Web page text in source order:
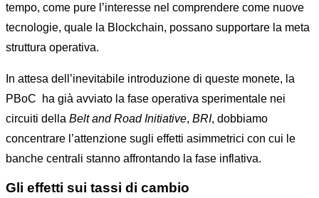
tempo, come pure l’interesse nel comprendere come nuove
tecnologie, quale la Blockchain, possano supportare la meta
struttura operativa.
In attesa dell’inevitabile introduzione di queste monete, la
PBoC ha già avviato la fase operativa sperimentale nei
circuiti della Belt and Road Initiative, BRI, dobbiamo
concentrare l’attenzione sugli effetti asimmetrici con cui le
banche centrali stanno affrontando la fase inflativa.
Gli effetti sui tassi di cambio